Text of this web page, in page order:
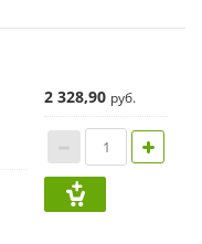
2 328,90 руб.